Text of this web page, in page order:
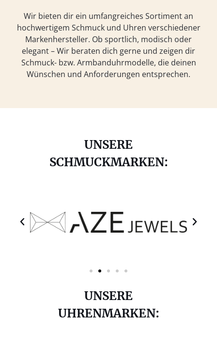
Wir bieten dir ein umfangreiches Sortiment an
hochwertigem Schmuck und Uhren verschiedener
Markenhersteller. Ob sportlich, modisch oder
elegant – Wir beraten dich gerne und zeigen dir
Schmuck- bzw. Armbanduhrmodelle, die deinen
Wünschen und Anforderungen entsprechen.
UNSERE
SCHMUCKMARKEN:
UNSERE
UHRENMARKEN: